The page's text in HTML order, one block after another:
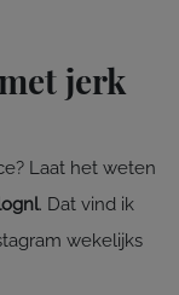
jerk
Laat het weten
. Dat vind ik
wekelijks